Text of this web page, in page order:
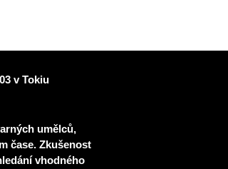
v Tokiu
umělců,
čase. Zkušenost
vhodného